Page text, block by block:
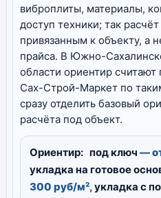
виброплиты, материалы,
доступ техники; так
привязанным к объекту, а
прайса. В Южно-
области ориентир
Сах-Строй-Маркет по
сразу отделить базовый
расчёта под объект.
Ориентир: под ключ —
укладка на готовое
300 руб/м²,укладка с